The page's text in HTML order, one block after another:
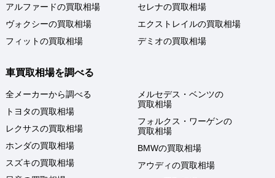
アルファードの買取相場
ヴォクシーの買取相場
フィットの買取相場
セレナの買取相場
エクストレイルの買取相場
デミオの買取相場
車買取相場を調べる
全メーカーから調べる
トヨタの買取相場
レクサスの買取相場
ホンダの買取相場
スズキの買取相場
メルセデス・ベンツの
買取相場
フォルクス・ワーゲンの
買取相場
BMWの買取相場
アウディの買取相場